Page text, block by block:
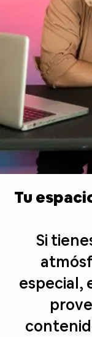
Tu
Si
especial,